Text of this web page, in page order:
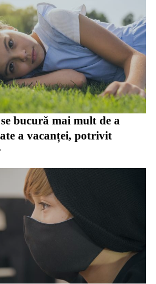
bucură mai mult de a
a vacanței, potrivit